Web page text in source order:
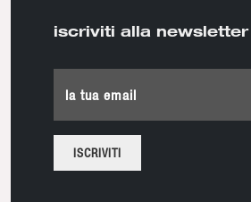
iscriviti alla newsletter
la tua email